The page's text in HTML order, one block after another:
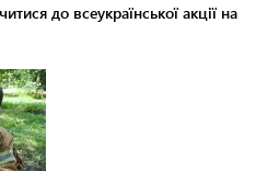
до всеукраїнської акції на